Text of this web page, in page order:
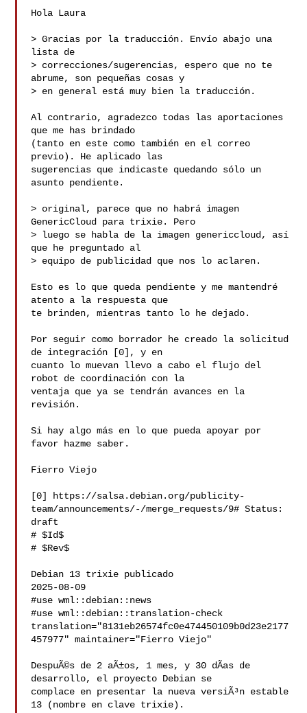
Hola Laura
> Gracias por la traducción. Envío abajo una
lista de
> correcciones/sugerencias, espero que no te
abrume, son pequeñas cosas y
> en general está muy bien la traducción.
Al contrario, agradezco todas las aportaciones
que me has brindado
(tanto en este como también en el correo
previo). He aplicado las
sugerencias que indicaste quedando sólo un
asunto pendiente.
> original, parece que no habrá imagen
GenericCloud para trixie. Pero
> luego se habla de la imagen genericcloud, así
que he preguntado al
> equipo de publicidad que nos lo aclaren.
Esto es lo que queda pendiente y me mantendré
atento a la respuesta que
te brinden, mientras tanto lo he dejado.
Por seguir como borrador he creado la solicitud
de integración [0], y en
cuanto lo muevan llevo a cabo el flujo del
robot de coordinación con la
ventaja que ya se tendrán avances en la
revisión.
Si hay algo más en lo que pueda apoyar por
favor hazme saber.
Fierro Viejo
[0] https://salsa.debian.org/publicity-
team/announcements/-/merge_requests/9# Status:
draft
# $Id$
# $Rev$
Debian 13 trixie publicado
2025-08-09
#use wml::debian::news
#use wml::debian::translation-check
translation="8131eb26574fc0e474450109b0d23e2177
457977" maintainer="Fierro Viejo"
DespuÃ©s de 2 aÃ±os, 1 mes, y 30 dÃ­as de
desarrollo, el proyecto Debian se
complace en presentar la nueva versiÃ³n estable
13 (nombre en clave trixie).